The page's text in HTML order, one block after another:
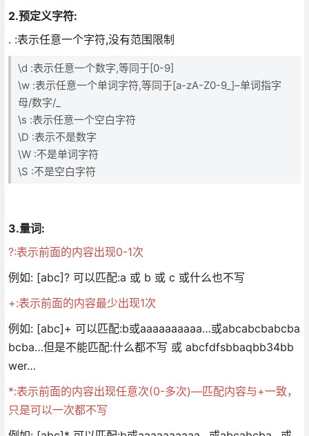
2.预定义字符:
. :表示任意一个字符,没有范围限制
\d :表示任意一个数字,等同于[0-9]
\w :表示任意一个单词字符,等同于[a-zA-Z0-9_]–单词指字
母/数字/_
\s :表示任意一个空白字符
\D :表示不是数字
\W :不是单词字符
\S :不是空白字符
3.量词:
?:表示前面的内容出现0-1次
例如: [abc]? 可以匹配:a 或 b 或 c 或什么也不写
+:表示前面的内容最少出现1次
例如: [abc]+ 可以匹配:b或aaaaaaaaaa…或abcabcbabcba
bcba…但是不能匹配:什么都不写 或 abcfdfsbbaqbb34bb
wer…
*:表示前面的内容出现任意次(0-多次)—匹配内容与+一致，
只是可以一次都不写